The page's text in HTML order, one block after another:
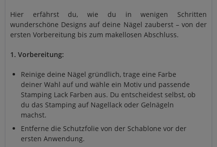
Hier erfährst du, wie du in wenigen Schritten
wunderschöne Designs auf deine Nägel zauberst – von der
ersten Vorbereitung bis zum makellosen Abschluss.
1. Vorbereitung:
Reinige deine Nägel gründlich, trage eine Farbe
deiner Wahl auf und wähle ein Motiv und passende
Stamping Lack Farben aus. Du entscheidest selbst, ob
du das Stamping auf Nagellack oder Gelnägeln
machst.
Entferne die Schutzfolie von der Schablone vor der
ersten Anwendung.